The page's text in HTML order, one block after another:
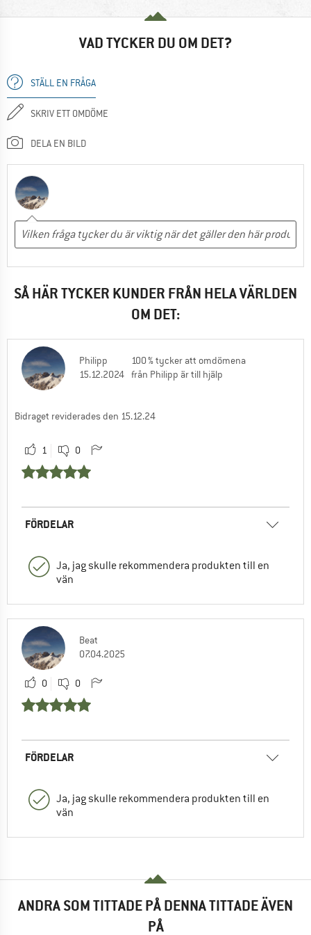
VAD TYCKER DU OM DET?
STÄLL EN FRÅGA
SKRIV ETT OMDÖME
DELA EN BILD
SÅ HÄR TYCKER KUNDER FRÅN HELA VÄRLDEN
OM DET:
Philipp
15.12.2024
100 % tycker att omdömena
från Philipp är till hjälp
Bidraget reviderades den 15.12.24
1 0
FÖRDELAR
Ja, jag skulle rekommendera produkten till en
vän
Beat
07.04.2025
0 0
FÖRDELAR
Ja, jag skulle rekommendera produkten till en
vän
ANDRA SOM TITTADE PÅ DENNA TITTADE ÄVEN
PÅ